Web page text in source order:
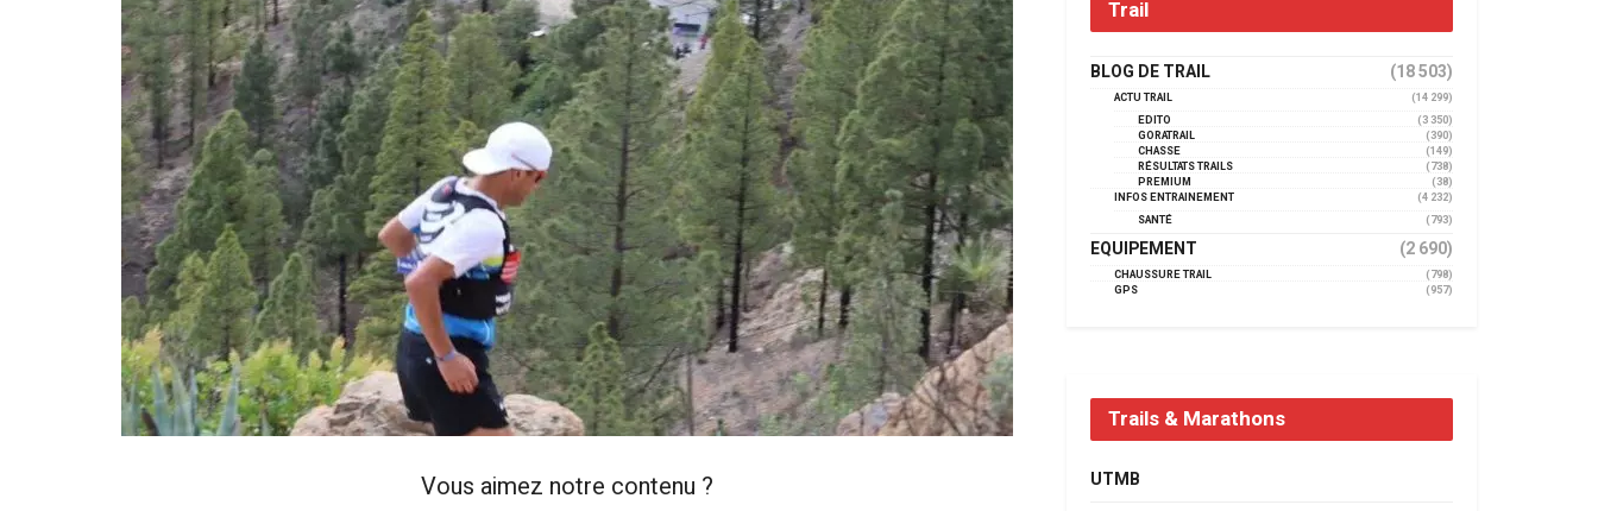
Vous aimez notre contenu ?
Trail
BLOG DE TRAIL (18 503)
ACTU TRAIL
(14 299)
EDITO
(3 350)
GORATRAIL
(390)
CHASSE
(149)
RÉSULTATS TRAILS
(738)
PREMIUM
(38)
INFOS ENTRAINEMENT
(4 232)
SANTÉ
(793)
EQUIPEMENT (2 690)
CHAUSSURE TRAIL
(798)
GPS
(957)
Trails & Marathons
UTMB